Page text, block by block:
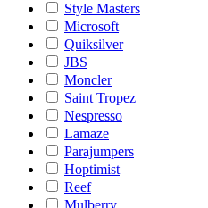
Style Masters
Microsoft
Quiksilver
JBS
Moncler
Saint Tropez
Nespresso
Lamaze
Parajumpers
Hoptimist
Reef
Mulberry